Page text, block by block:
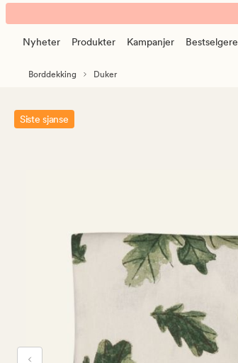
Season
duk
natur
banner.
Klikk
pause.
Nyheter Produkter Kampanjer Bestselgere
Borddekking Duker
Siste sjanse